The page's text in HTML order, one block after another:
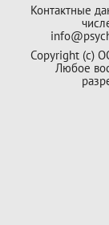
Контактные
Copyright (с)
Любое